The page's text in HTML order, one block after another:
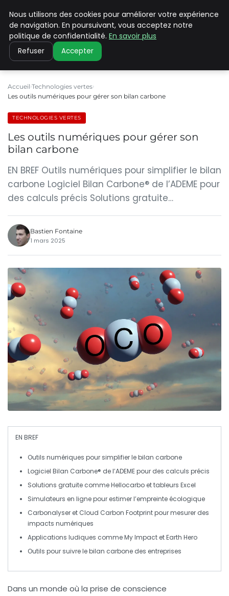
CLIMATE C ADVANCED
Accueil Technologies vertes
Les outils numériques pour gérer son bilan carbone
TECHNOLOGIES VERTES
Les outils numériques pour gérer son
bilan carbone
EN BREF Outils numériques pour simplifier le bilan
carbone Logiciel Bilan Carbone® de l’ADEME pour
des calculs précis Solutions gratuite…
Bastien Fontaine
1 mars 2025
EN BREF
Outils numériques pour simplifier lebilan carbone
Logiciel Bilan Carbone® de l’ADEME pour des calculs précis
Solutions gratuite commeHellocarbo ettableurs Excel
Simulateurs en ligne pour estimer l’empreinte écologique
Carbonalyser et Cloud Carbon Footprintpour mesurer des
impacts numériques
Applications ludiques commeMy Impact etEarth Hero
Outils pour suivre lebilan carbone des entreprises
Dans un monde où la prise de conscience
Nous utilisons des cookies pour améliorer votre expérience
de navigation. En poursuivant, vous acceptez notre
politique de confidentialité. En savoir plus
Refuser Accepter